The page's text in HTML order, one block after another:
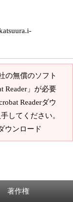
の無償のソフト
Reader」が必要
Readerダウ
してください。
ウンロード
著作権